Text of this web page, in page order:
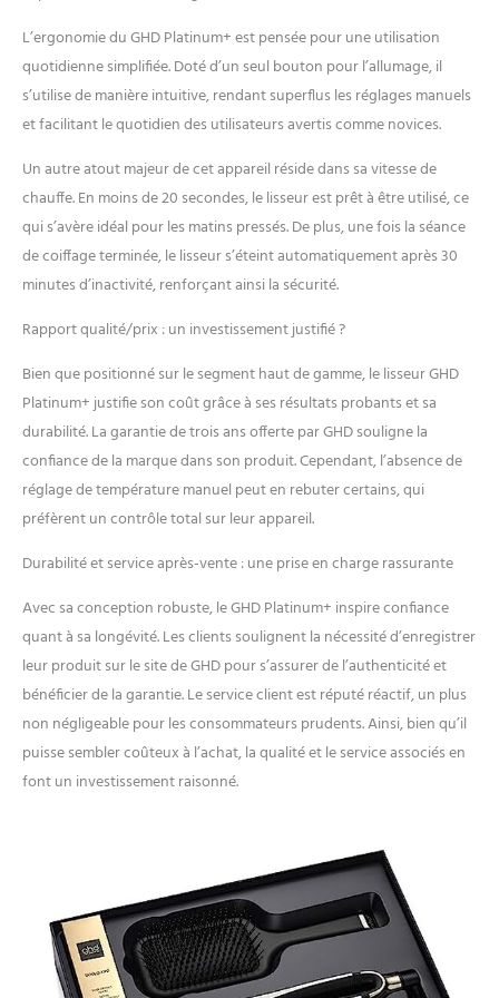
permet de réaliser des
coiffages à l'infini : cheveux
lisses, mouvement,
ondulations ou boucles.
Caractéristiques
supplémentaires : trousse
thermorésistante incluse -
chauffe en 20 secondes -
mode veille automatique si
inutilisé pendant 30
minutes - 3 ans de garantie
- cordon de 2,7m - voltage
universel - embout de
protection.
L’ergonomie du GHD Platinum+ est pensée pour une utilisation
quotidienne simplifiée. Doté d’un seul bouton pour l’allumage, il
s’utilise de manière intuitive, rendant superflus les réglages manuels
et facilitant le quotidien des utilisateurs avertis comme novices.
Un autre atout majeur de cet appareil réside dans sa vitesse de
chauffe. En moins de 20 secondes, le lisseur est prêt à être utilisé, ce
qui s’avère idéal pour les matins pressés. De plus, une fois la séance
de coiffage terminée, le lisseur s’éteint automatiquement après 30
minutes d’inactivité, renforçant ainsi la sécurité.
Rapport qualité/prix : un investissement justifié ?
Bien que positionné sur le segment haut de gamme, le lisseur GHD
Platinum+ justifie son coût grâce à ses résultats probants et sa
durabilité. La garantie de trois ans offerte par GHD souligne la
confiance de la marque dans son produit. Cependant, l’absence de
réglage de température manuel peut en rebuter certains, qui
préfèrent un contrôle total sur leur appareil.
Durabilité et service après-vente : une prise en charge rassurante
Avec sa conception robuste, le GHD Platinum+ inspire confiance
quant à sa longévité. Les clients soulignent la nécessité d’enregistrer
leur produit sur le site de GHD pour s’assurer de l’authenticité et
bénéficier de la garantie. Le service client est réputé réactif, un plus
non négligeable pour les consommateurs prudents. Ainsi, bien qu’il
puisse sembler coûteux à l’achat, la qualité et le service associés en
font un investissement raisonné.